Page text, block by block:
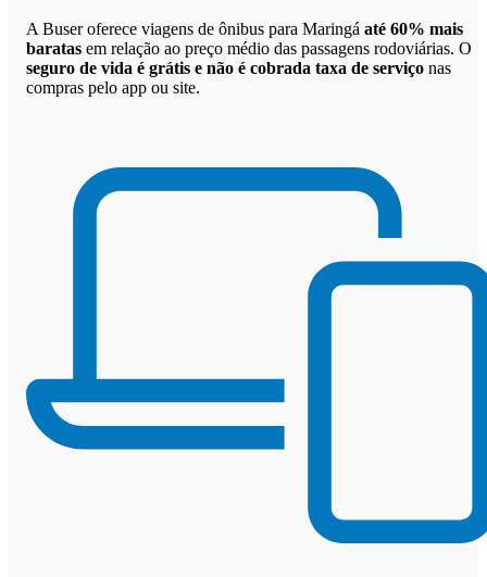
A Buser oferece viagens de ônibus para Maringá até 60% mais
baratas em relação ao preço médio das passagens rodoviárias. O
seguro de vida é grátis e não é cobrada taxa de serviço nas
compras pelo app ou site.